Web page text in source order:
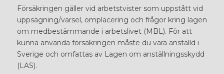
Försäkringen gäller vid arbetstvister som uppstått vid
uppsägning/varsel, omplacering och frågor kring lagen
om medbestämmande i arbetslivet (MBL). För att
kunna använda försäkringen måste du vara anställd i
Sverige och omfattas av Lagen om anställningsskydd
(LAS).